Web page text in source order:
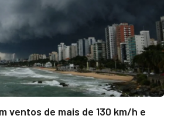
ventos de mais de 130 km/h e